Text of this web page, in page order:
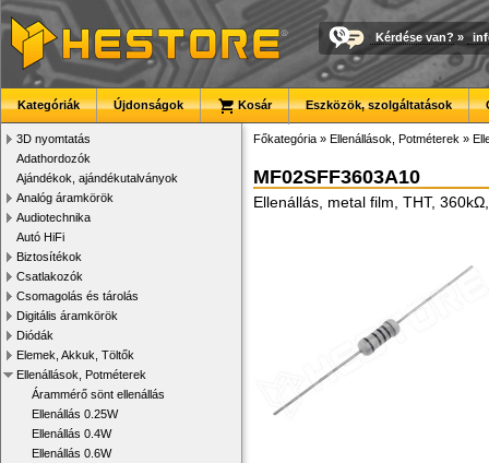
Kérdése van? »
Kategóriák Újdonságok Kosár Eszközök, szolgáltatások
3D nyomtatás
Adathordozók
Ajándékok, ajándékutalványok
Analóg áramkörök
Audiotechnika
Autó HiFi
Biztosítékok
Csatlakozók
Csomagolás és tárolás
Digitális áramkörök
Diódák
Elemek, Akkuk, Töltők
Ellenállások, Potméterek
Árammérő sönt ellenállás
Ellenállás 0.25W
Ellenállás 0.4W
Ellenállás 0.6W
Főkategória » Ellenállások, Potméterek »
MF02SFF3603A10
Ellenállás, metal film, THT,